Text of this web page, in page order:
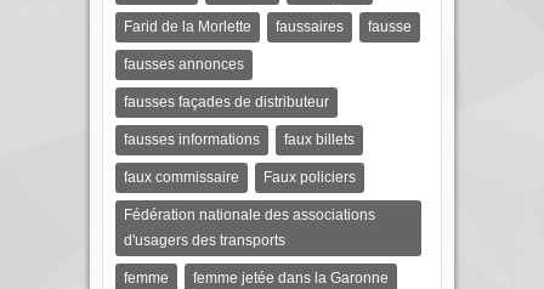
Farid de la Morlette faussaires fausse
fausses annonces
fausses façades de distributeur
fausses informations faux billets
faux commissaire Faux policiers
Fédération nationale des associations
d'usagers des transports
femme femme jetée dans la Garonne